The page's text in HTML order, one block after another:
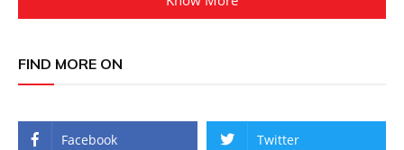
FIND MORE ON
Facebook Twitter